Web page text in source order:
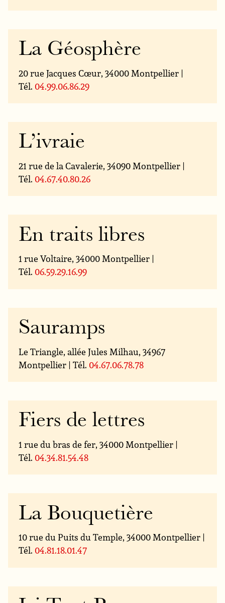
La Géosphère
20 rue Jacques Cœur, 34000 Montpellier |
Tél. 04.99.06.86.29
L’ivraie
21 rue de la Cavalerie, 34090 Montpellier |
Tél. 04.67.40.80.26
En traits libres
1 rue Voltaire, 34000 Montpellier |
Tél. 06.59.29.16.99
Sauramps
Le Triangle, allée Jules Milhau, 34967
Montpellier | Tél. 04.67.06.78.78
Fiers de lettres
1 rue du bras de fer, 34000 Montpellier |
Tél. 04.34.81.54.48
La Bouquetière
10 rue du Puits du Temple, 34000 Montpellier |
Tél. 04.81.18.01.47